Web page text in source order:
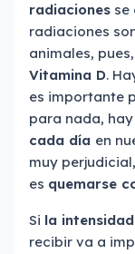
radiaciones se
radiaciones
animales,
Vitamina D.
es importante
para nada,
cada día en
muy
es quemarse
Si la intensidad
recibir va a